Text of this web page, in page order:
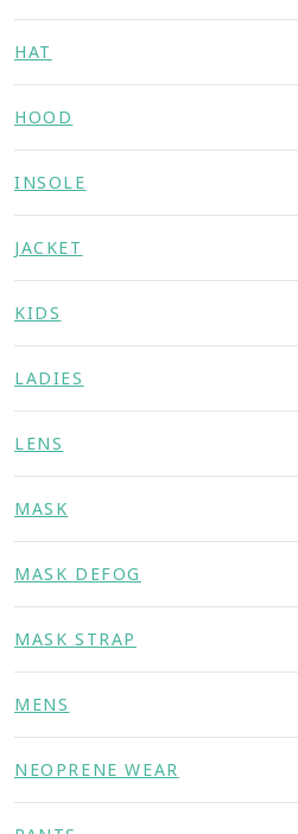
HAT
HOOD
INSOLE
JACKET
KIDS
LADIES
LENS
MASK
MASK DEFOG
MASK STRAP
MENS
NEOPRENE WEAR